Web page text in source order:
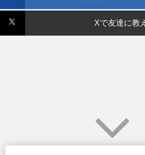
Xで友達に教